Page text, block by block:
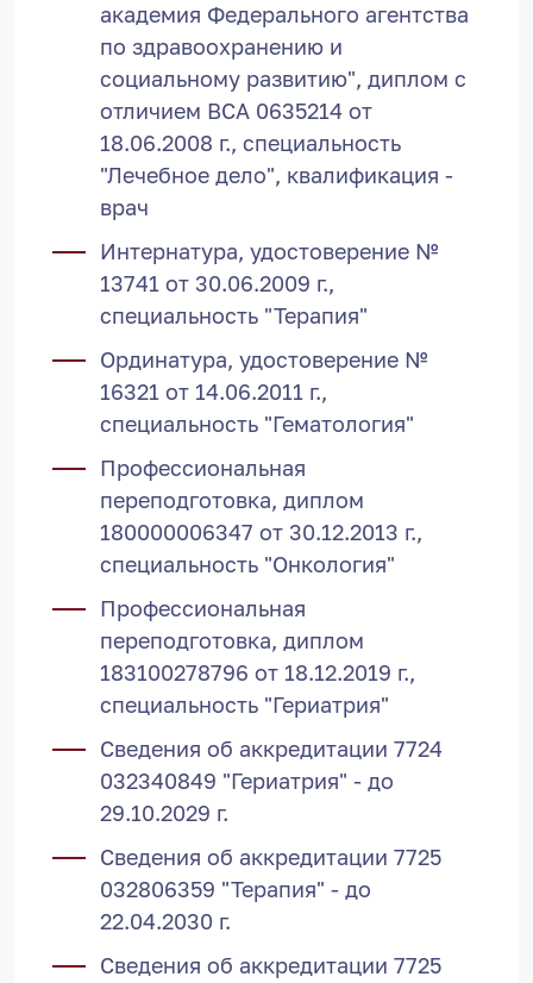
академия Федерального агентства
по здравоохранению и
социальному развитию", диплом с
отличием ВСА 0635214 от
18.06.2008 г., специальность
"Лечебное дело", квалификация -
врач
Интернатура, удостоверение №
13741 от 30.06.2009 г.,
специальность "Терапия"
Ординатура, удостоверение №
16321 от 14.06.2011 г.,
специальность "Гематология"
Профессиональная
переподготовка, диплом
180000006347 от 30.12.2013 г.,
специальность "Онкология"
Профессиональная
переподготовка, диплом
183100278796 от 18.12.2019 г.,
специальность "Гериатрия"
Сведения об аккредитации 7724
032340849 "Гериатрия" - до
29.10.2029 г.
Сведения об аккредитации 7725
032806359 "Терапия" - до
22.04.2030 г.
Сведения об аккредитации 7725